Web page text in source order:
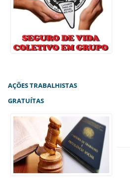
AÇÕES TRABALHISTAS
GRATUÍTAS